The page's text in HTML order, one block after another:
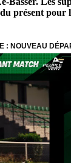
présent pour